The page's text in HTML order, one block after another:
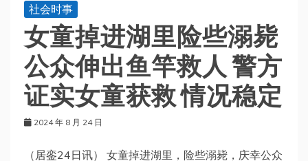
社会时事
女童掉进湖里险些溺毙
公众伸出鱼竿救人 警方
证实女童获救 情况稳定
2024 年 8 月 24 日
（居銮24日讯） 女童掉进湖里，险些溺毙，庆幸公众